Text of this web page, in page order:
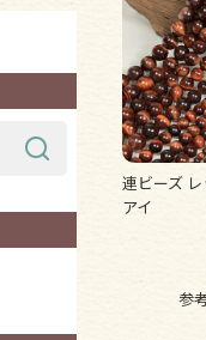
連ビーズ
アイ
参